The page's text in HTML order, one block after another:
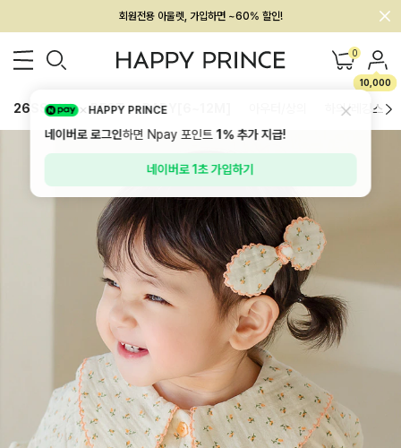
회원전용 아울렛, 가입하면 ~60% 할인!
멤버십 최대 28,000원 혜택 0
10,000
26SS 신상 BEST BABY[6~12M] 하의/레깅스
HAPPY PRINCE
네이버로 로그인하면 Npay 포인트1%추가 지급!
네이버로 1초 가입하기